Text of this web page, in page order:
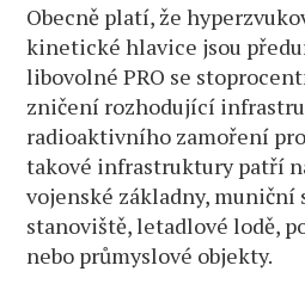
Obecně platí, že
kinetické hlavice jsou
libovolné PRO se
zničení rozhodující
radioaktivního zamoření
takové infrastruktury patří
vojenské základny, muniční
stanoviště, letadlové lodě,
nebo průmyslové objekty.